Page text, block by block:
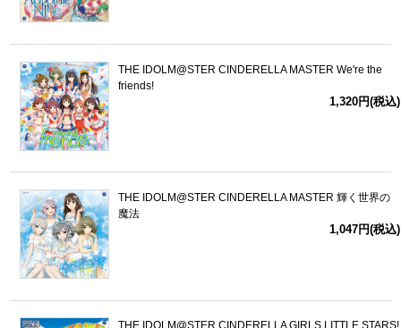
THE IDOLM@STER CINDERELLA MASTER We're the
friends!
1,320円(税込)
THE IDOLM@STER CINDERELLA MASTER 輝く世界の
魔法
1,047円(税込)